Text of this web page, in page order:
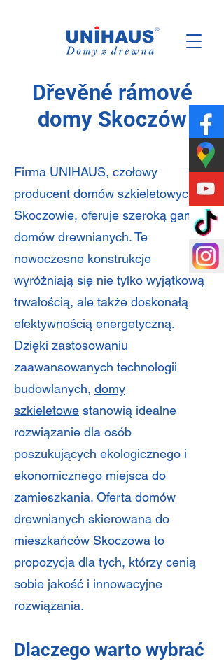
Dřevěné rámové
domy Skoczów
Firma UNIHAUS, czołowy
producent domów szkieletowych w
Skoczowie, oferuje szeroką gamę
domów drewnianych. Te
nowoczesne konstrukcje
wyróżniają się nie tylko wyjątkową
trwałością, ale także doskonałą
efektywnością energetyczną.
Dzięki zastosowaniu
zaawansowanych technologii
budowlanych, domy
szkieletowe stanowią idealne
rozwiązanie dla osób
poszukujących ekologicznego i
ekonomicznego miejsca do
zamieszkania. Oferta domów
drewnianych skierowana do
mieszkańców Skoczowa to
propozycja dla tych, którzy cenią
sobie jakość i innowacyjne
rozwiązania.
Dlaczego warto wybrać